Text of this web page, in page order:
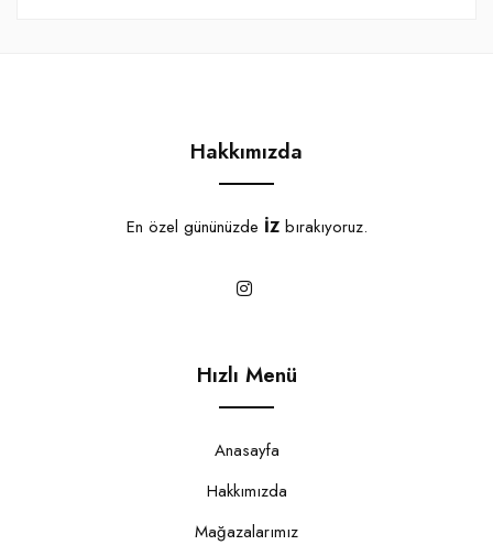
Hakkımızda
En özel gününüzde İZbırakıyoruz.
Hızlı Menü
Anasayfa
Hakkımızda
Mağazalarımız